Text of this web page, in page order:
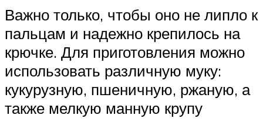
Важно только, чтобы оно не липло к
пальцам и надежно крепилось на
крючке. Для приготовления можно
использовать различную муку:
кукурузную, пшеничную, ржаную, а
также мелкую манную крупу